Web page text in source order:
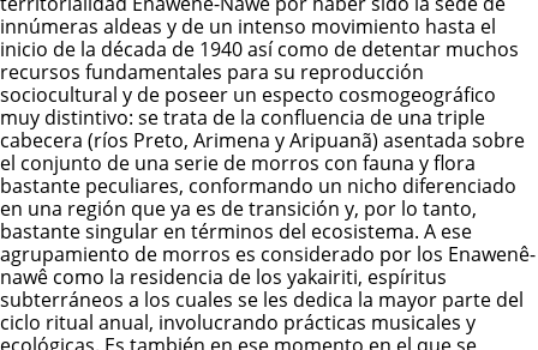
innúmeras aldeas y de un intenso movimiento hasta el
inicio de la década de 1940 así como de detentar muchos
recursos fundamentales para su reproducción
sociocultural y de poseer un especto cosmogeográfico
muy distintivo: se trata de la confluencia de una triple
cabecera (ríos Preto, Arimena y Aripuanã) asentada sobre
el conjunto de una serie de morros con fauna y flora
bastante peculiares, conformando un nicho diferenciado
en una región que ya es de transición y, por lo tanto,
bastante singular en términos del ecosistema. A ese
agrupamiento de morros es considerado por los Enawenê-
nawê como la residencia de los yakairiti, espíritus
subterráneos a los cuales se les dedica la mayor parte del
ciclo ritual anual, involucrando prácticas musicales y